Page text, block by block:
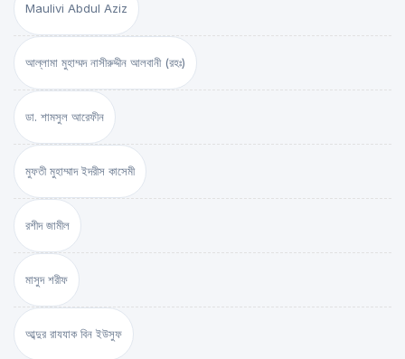
Maulivi Abdul Aziz
আল্লামা মুহাম্মদ নাসীরুদ্দীন আলবানী (রহঃ)
ডা. শামসুল আরেফীন
মুফতী মুহাম্মাদ ইদরীস কাসেমী
রশীদ জামীল
মাসুদ শরীফ
আব্দুর রাযযাক বিন ইউসুফ